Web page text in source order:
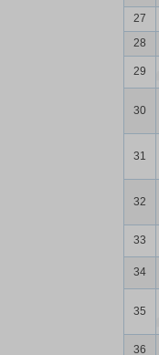
27
28
29
30
31
32
33
34
35
36